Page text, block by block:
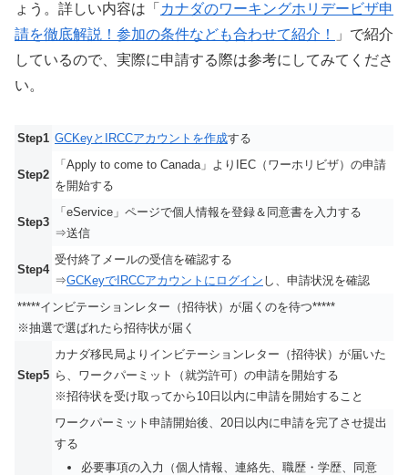
ょう。詳しい内容は「 カナダのワーキングホリデービザ申
請を徹底解説！参加の条件なども合わせて紹介！
」で紹介
しているので、実際に申請する際は参考にしてみてくださ
い。
Step1 GCKeyとIRCCアカウントを作成する
Step2
「Apply to come to Canada」よりIEC（ワーホリビザ）の申請
を開始する
Step3
「eService」ページで個人情報を登録＆同意書を入力する
⇒送信
Step4
受付終了メールの受信を確認する
⇒GCKeyでIRCCアカウントにログイン し、申請状況を確認
*****インビテーションレター（招待状）が届くのを待つ*****
※抽選で選ばれたら招待状が届く
Step5
カナダ移民局よりインビテーションレター（招待状）が届いた
ら、ワークパーミット（就労許可）の申請を開始する
※招待状を受け取ってから10日以内に申請を開始すること
ワークパーミット申請開始後、20日以内に申請を完了させ提出
する
必要事項の入力（個人情報、連絡先、職歴・学歴、同意